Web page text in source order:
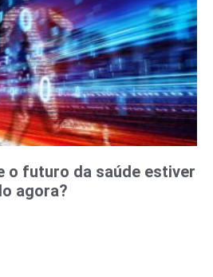
o futuro da saúde estiver
agora?